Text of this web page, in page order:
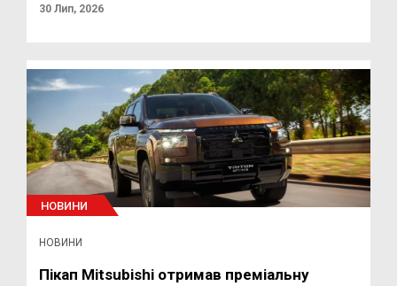
30 Лип, 2026
НОВИНИ
НОВИНИ
Пікап Mitsubishi отримав преміальну